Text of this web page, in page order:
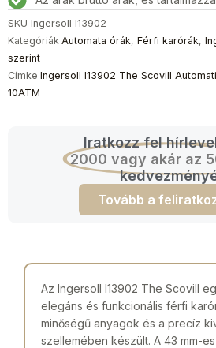
SKU Ingersoll I13902
Kategóriák Automata órák, Férfi karórák,
szerint
Címke Ingersoll I13902 The Scovill
10ATM
Iratkozz fel
2000 vagy akár az
Tovább a
Az Ingersoll I13902 The Scovill
elegáns és funkcionális férfi
minőségű anyagok és a precíz
szellemében készült. A 43 mm-